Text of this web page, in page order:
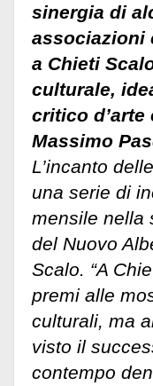
sinergia di
associazioni
a Chieti
culturale,
critico d’arte
Massimo
L’incanto
una serie di
mensile nella
del Nuovo
Scalo. “A
premi alle
culturali, ma
visto il
contempo